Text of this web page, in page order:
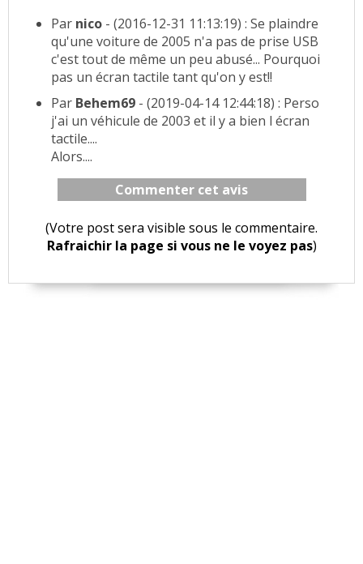
Par nico - (2016-12-31 11:13:19) : Se plaindre
qu'une voiture de 2005 n'a pas de prise USB
c'est tout de même un peu abusé... Pourquoi
pas un écran tactile tant qu'on y est!!
Par Behem69 - (2019-04-14 12:44:18) : Perso
j'ai un véhicule de 2003 et il y a bien l écran
tactile....
Alors....
Commenter cet avis
(Votre post sera visible sous le commentaire.
Rafraichir la page si vous ne le voyez pas)